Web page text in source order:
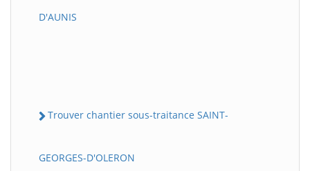
D'AUNIS
Trouver chantier sous-traitance SAINT-
GEORGES-D'OLERON